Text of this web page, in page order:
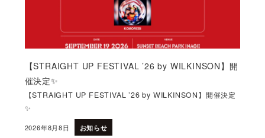
【STRAIGHT UP FESTIVAL ’26 by WILKINSON】開
催決定✨
【STRAIGHT UP FESTIVAL ’26 by WILKINSON】開催決定
✨
投稿日
2026年8月8日 お知らせ